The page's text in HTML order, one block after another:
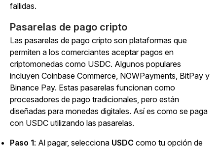
fallidas.
Pasarelas de pago cripto
Las pasarelas de pago cripto son plataformas que
permiten a los comerciantes aceptar pagos en
criptomonedas como USDC. Algunos populares
incluyen Coinbase Commerce, NOWPayments, BitPay y
Binance Pay. Estas pasarelas funcionan como
procesadores de pago tradicionales, pero están
diseñadas para monedas digitales. Así es como se paga
con USDC utilizando las pasarelas.
Paso 1: Al pagar, selecciona USDC como tu opción de